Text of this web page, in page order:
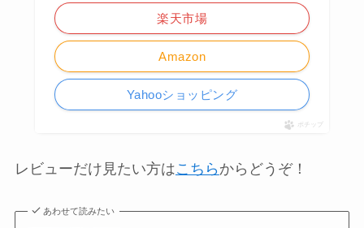
Amazon
楽天市場
Yahooショッピング
ポチップ
レビューだけ見たい方はこちら からどうぞ！
あわせて読みたい